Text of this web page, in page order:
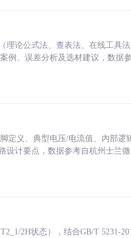
论公式法、查表法、在线工具
例、误差分析及选材建议，数据
定义、典型电压/电流值、内部逻
计要点，数据参考自杭州士兰
2H状态），结合GB/T 5231-